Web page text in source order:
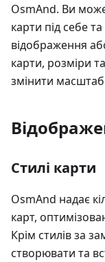
OsmAnd. Ви
карти під себе
відображення
карти, розміри
змінити
Стилі карти
OsmAnd надає
карт,
Крім стилів за
створювати та